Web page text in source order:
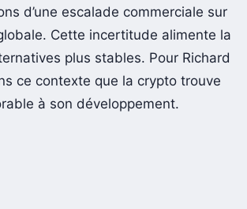
d’une escalade commerciale sur
Cette incertitude alimente la
plus stables. Pour Richard
ce contexte que la crypto trouve
à son développement.